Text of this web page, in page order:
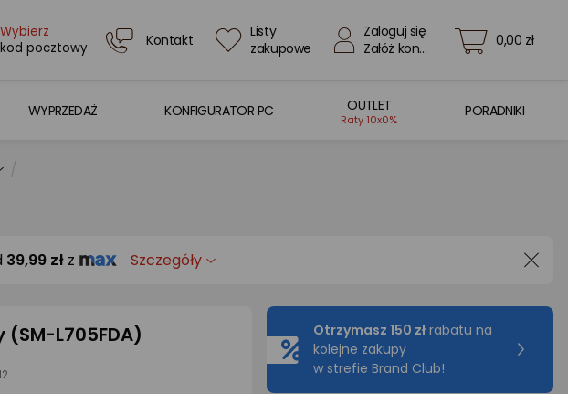
Wybierz
kod pocztowy
Kontakt
Listy
zakupowe
Zaloguj się
Załóż konto
0,00 zł
WYPRZEDAŻ KONFIGURATOR PC OUTLET
Raty 10x0%
PORADNIKI
39,99 zł z Szczegóły
L705FDA) Otrzymasz 150 zł rabatu na
kolejne zakupy
w strefie Brand Club!